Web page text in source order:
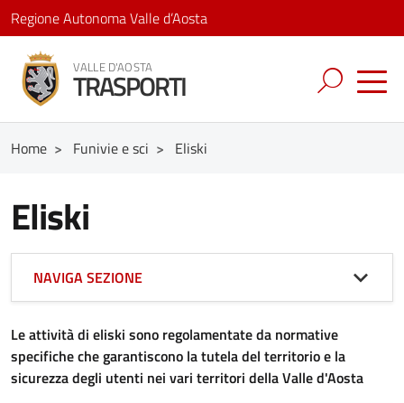
Regione Autonoma Valle d’Aosta
VALLE D'AOSTA
TRASPORTI
Home > Funivie e sci > Eliski
Eliski
Le attività di eliski sono regolamentate da normative
specifiche che garantiscono la tutela del territorio e la
sicurezza degli utenti nei vari territori della Valle d'Aosta
NAVIGA SEZIONE